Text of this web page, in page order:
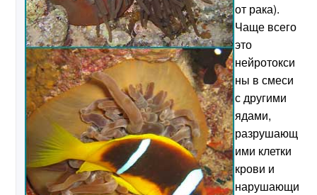
от рака).
Чаще всего
это
нейротокси
ны в смеси
с другими
ядами,
разрушающ
ими клетки
крови и
нарушающи